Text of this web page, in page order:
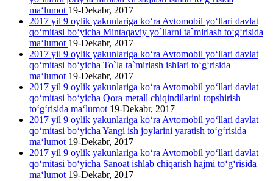
ma‘lumot 19-Dekabr, 2017
2017 yil 9 oylik yakunlariga ko‘ra Avtomobil yo‘llari davlat
qo‘mitasi bo‘yicha Mintaqaviy yo`llarni ta`mirlash to‘g‘risida
ma‘lumot 19-Dekabr, 2017
2017 yil 9 oylik yakunlariga ko‘ra Avtomobil yo‘llari davlat
qo‘mitasi bo‘yicha To`la ta`mirlash ishlari to‘g‘risida
ma‘lumot 19-Dekabr, 2017
2017 yil 9 oylik yakunlariga ko‘ra Avtomobil yo‘llari davlat
qo‘mitasi bo‘yicha Qora metall chiqindilarini topshirish
to‘g‘risida ma‘lumot 19-Dekabr, 2017
2017 yil 9 oylik yakunlariga ko‘ra Avtomobil yo‘llari davlat
qo‘mitasi bo‘yicha Yangi ish joylarini yaratish to‘g‘risida
ma‘lumot 19-Dekabr, 2017
2017 yil 9 oylik yakunlariga ko‘ra Avtomobil yo‘llari davlat
qo‘mitasi bo‘yicha Sanoat ishlab chiqarish hajmi to‘g‘risida
ma‘lumot 19-Dekabr, 2017